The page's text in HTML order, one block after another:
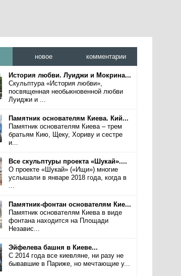
новое комментарии
История любви. Луиджи и Мокрина...
Скульптура «История любви»,
посвященная необыкновенной любви
Луиджи и ...
Памятник основателям Киева. Кий...
Памятник основателям Киева – трем
братьям Кию, Щеку, Хориву и сестре
и...
Все скульптуры проекта «Шукай»....
О проекте «Шукай» («Ищи») многие
услышали в январе 2018 года, когда в
...
Памятник-фонтан основателям Кие...
Памятник основателям Киева в виде
фонтана находится на Площади
Независ...
Эйфелева башня в Киеве...
С 2014 года все киевляне, ни разу не
бывавшие в Париже, но мечтающие у...